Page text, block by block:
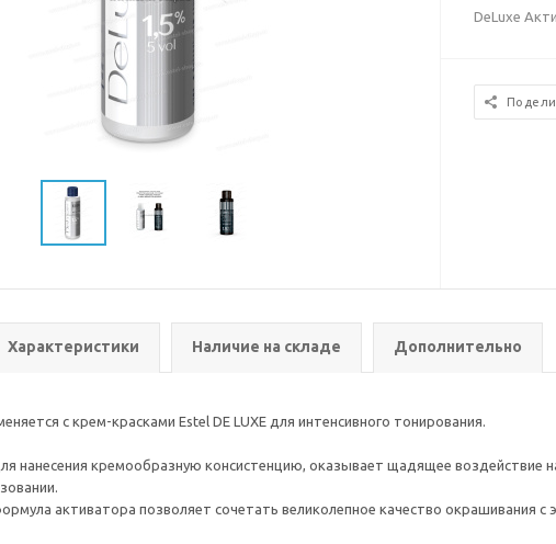
DeLuxe
Характеристики Наличие на складе Дополнительно
с крем-красками Estel DE LUXE для интенсивного тонирования.
нанесения кремообразную консистенцию, оказывает щадящее воздействие
активатора позволяет сочетать великолепное качество окрашивания